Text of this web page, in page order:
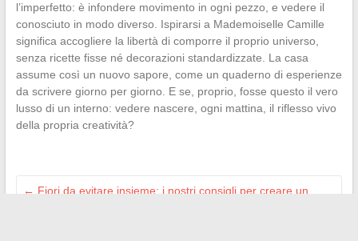
l’imperfetto: è infondere movimento in ogni pezzo, e vedere il
conosciuto in modo diverso. Ispirarsi a Mademoiselle Camille
significa accogliere la libertà di comporre il proprio universo,
senza ricette fisse né decorazioni standardizzate. La casa
assume così un nuovo sapore, come un quaderno di esperienze
da scrivere giorno per giorno. E se, proprio, fosse questo il vero
lusso di un interno: vedere nascere, ogni mattina, il riflesso vivo
della propria creatività?
← Fiori da evitare insieme: i nostri consigli per creare un